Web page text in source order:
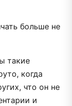
больше не
такие
когда
что он не
и